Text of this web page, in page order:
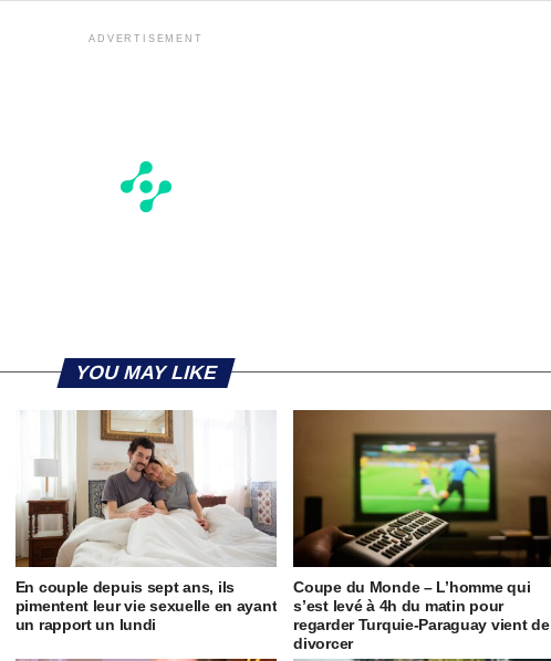
ADVERTISEMENT
YOU MAY LIKE
En couple depuis sept ans, ils
pimentent leur vie sexuelle en ayant
un rapport un lundi
Coupe du Monde – L’homme qui
s’est levé à 4h du matin pour
regarder Turquie-Paraguay vient de
divorcer